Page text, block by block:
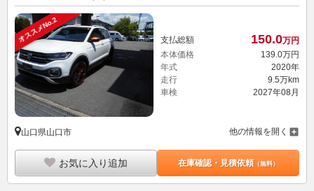
オススメNo.2 支払総額 150.0万円
本体価格
139. 0万円
年式
2020年
走行
9.5万km
車検
2027年08月
山口県山口市 他の情報を開く
お気に入り追加 在庫確認・見積依頼（無料）